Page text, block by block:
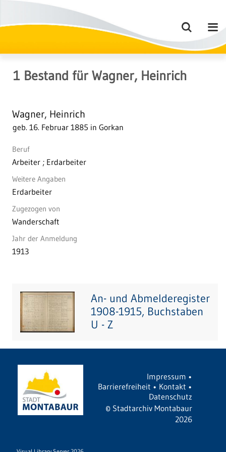
1 Bestand für Wagner, Heinrich
Wagner, Heinrich
geb. 16. Februar 1885 in Gorkan
Beruf
Arbeiter ; Erdarbeiter
Weitere Angaben
Erdarbeiter
Zugezogen von
Wanderschaft
Jahr der Anmeldung
1913
An- und Abmelderegister
1908-1915, Buchstaben
U - Z
Impressum •
Barrierefreiheit • Kontakt •
Datenschutz
© Stadtarchiv Montabaur
2026